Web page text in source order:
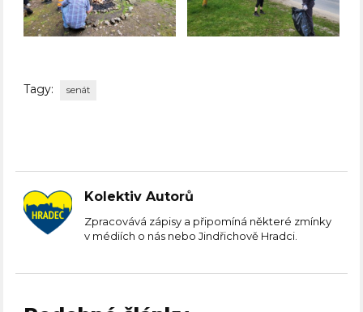
Tagy: senát
Kolektiv Autorů
Zpracovává zápisy a připomíná některé zmínky
v médiích o nás nebo Jindřichově Hradci.